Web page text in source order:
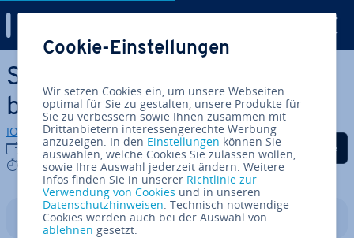
Zum Haupt­in­halt springen
SQL EXISTS: Sub­queries auf
bestimmte Werte über­prü­fen
IONOS Redaktion
27.03.2024
4 mins
Auf Facebook teilen
Auf Twitter teilen
Auf LinkedIn
In­halts­ver­zeich­nis
Cookie-Einstellungen
Wir setzen Cookies ein, um unsere Webseiten
optimal für Sie zu gestalten, unsere Produkte für
Sie zu verbessern sowie Ihnen zusammen mit
Drittanbietern interessengerechte Werbung
anzuzeigen. In den Einstellungen können Sie
auswählen, welche Cookies Sie zulassen wollen,
sowie Ihre Auswahl jederzeit ändern. Weitere
Infos finden Sie in unserer Richtlinie zur
Verwendung von Cookies und in unseren
Datenschutzhinweisen. Technisch notwendige
Cookies werden auch bei der Auswahl von
ablehnen gesetzt.